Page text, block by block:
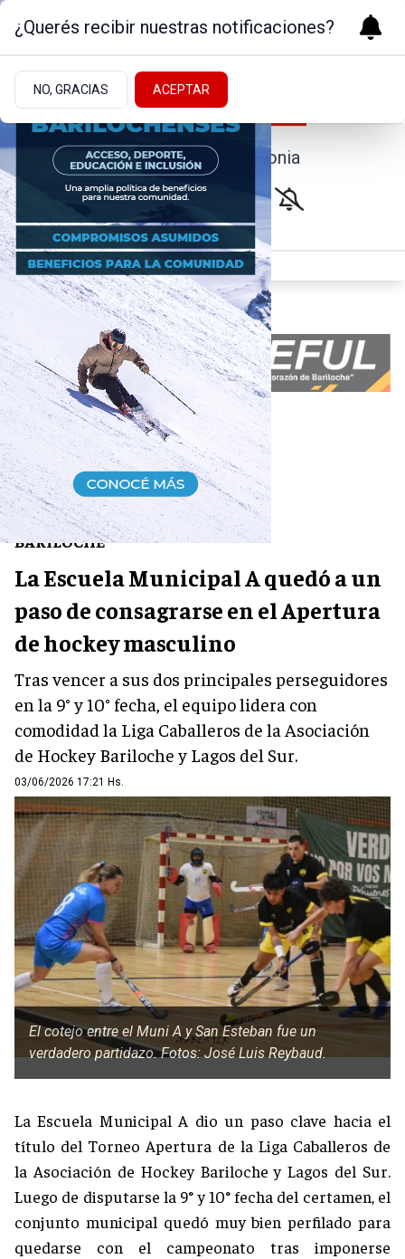
Noticias de la Patagonia
DEPORTES
BARILOCHE
La Escuela Municipal A quedó a un
paso de consagrarse en el Apertura
de hockey masculino
Tras vencer a sus dos principales perseguidores
en la 9° y 10° fecha, el equipo lidera con
comodidad la Liga Caballeros de la Asociación
de Hockey Bariloche y Lagos del Sur.
03/06/2026 17:21 Hs.
El cotejo entre el Muni A y San Esteban fue un
verdadero partidazo. Fotos: José Luis Reybaud.
La Escuela Municipal A dio un paso clave hacia el
título del Torneo Apertura de la Liga Caballeros de
la Asociación de Hockey Bariloche y Lagos del Sur.
Luego de disputarse la 9° y 10° fecha del certamen, el
conjunto municipal quedó muy bien perfilado para
quedarse con el campeonato tras imponerse
¿Querés recibir nuestras notificaciones?
NO, GRACIAS ACEPTAR